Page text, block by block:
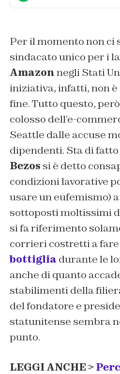
Per il momento non ci
sindacato unico per i
Amazonnegli Stati
iniziativa, infatti, non è
fine. Tutto questo,
colosso dell’e-
Seattle dalle accuse
dipendenti. Sta di fatto
Bezos si è detto
condizioni lavorative
usare un eufemismo)
sottoposti moltissimi
si fa riferimento
corrieri costretti a fare
bottiglia durante le
anche di quanto
stabilimenti della
del fondatore e
statunitense sembra
punto.
LEGGI ANCHE >